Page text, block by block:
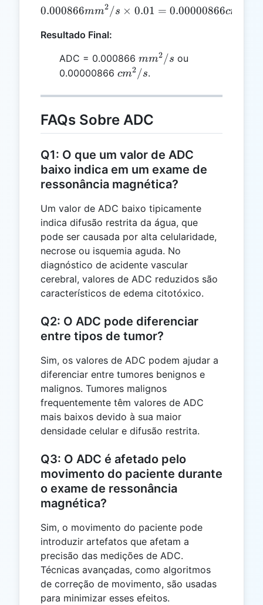
0.000866 mm²/s × 0.01 =
0.000866mm2/s × 0.01 = 0.00000866cm
Resultado Final:
ADC = 0.000866 mm²/s
mm2/s ou
0.00000866 cm²/s
cm2/s.
FAQs Sobre ADC
Q1: O que um valor de ADC
baixo indica em um exame de
ressonância magnética?
Um valor de ADC baixo tipicamente
indica difusão restrita da água, que
pode ser causada por alta celularidade,
necrose ou isquemia aguda. No
diagnóstico de acidente vascular
cerebral, valores de ADC reduzidos são
característicos de edema citotóxico.
Q2: O ADC pode diferenciar
entre tipos de tumor?
Sim, os valores de ADC podem ajudar a
diferenciar entre tumores benignos e
malignos. Tumores malignos
frequentemente têm valores de ADC
mais baixos devido à sua maior
densidade celular e difusão restrita.
Q3: O ADC é afetado pelo
movimento do paciente durante
o exame de ressonância
magnética?
Sim, o movimento do paciente pode
introduzir artefatos que afetam a
precisão das medições de ADC.
Técnicas avançadas, como algoritmos
de correção de movimento, são usadas
para minimizar esses efeitos.